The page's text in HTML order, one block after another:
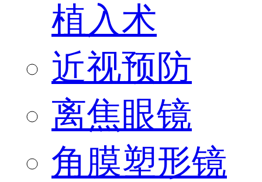
植入术
近视预防
离焦眼镜
角膜塑形镜